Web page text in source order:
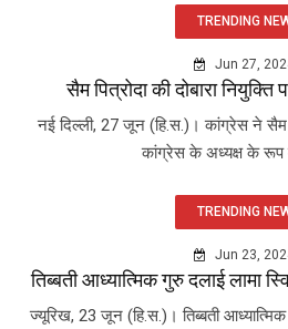
TRENDING
Jun 27,
सैम पित्रोदा की दोबारा
नई दिल्ली, 27 जून (हि.स.)। कांग्रेस ने सैम
कांग्रेस के अध्यक्ष के रूप
TRENDING
Jun 23,
तिब्बती आध्यात्मिक गुरु दलाई लामा
ज्यूरिख, 23 जून (हि.स.)। तिब्बती